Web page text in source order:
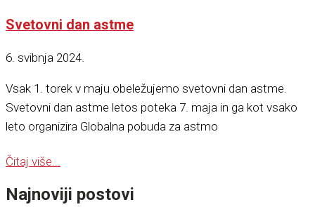
Svetovni dan astme
6. svibnja 2024.
Vsak 1. torek v maju obeležujemo svetovni dan astme.
Svetovni dan astme letos poteka 7. maja in ga kot vsako
leto organizira Globalna pobuda za astmo
Čitaj više...
Najnoviji postovi